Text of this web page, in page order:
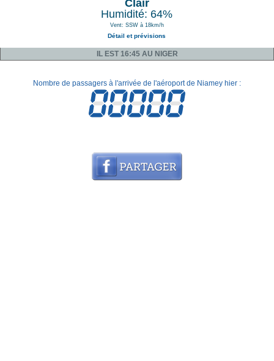
Clair
Humidité: 64%
Vent: SSW à 18km/h
Détail et prévisions
IL EST 16:45 AU NIGER
Nombre de passagers à l'arrivée de l'aéroport de Niamey hier :